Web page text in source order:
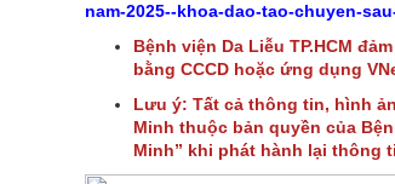
nam-2025--khoa-dao-tao-chuyen-
Bệnh viện Da Liễu TP.HCM
bằng CCCD hoặc ứng dụng
Lưu ý: Tất cả thông tin, hình
Minh thuộc bản quyền của
Minh” khi phát hành lại thông